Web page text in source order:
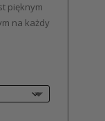
pięknym
na każdy